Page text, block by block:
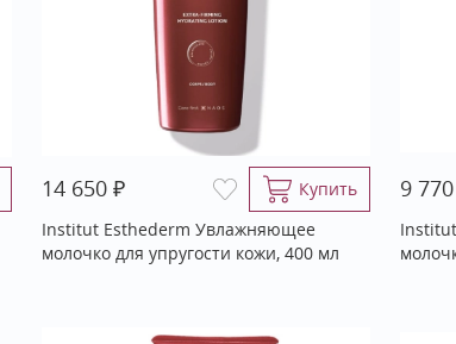
14 650 ₽
Купить
Institut Esthederm Увлажняющее
молочко для упругости кожи, 400 мл
9